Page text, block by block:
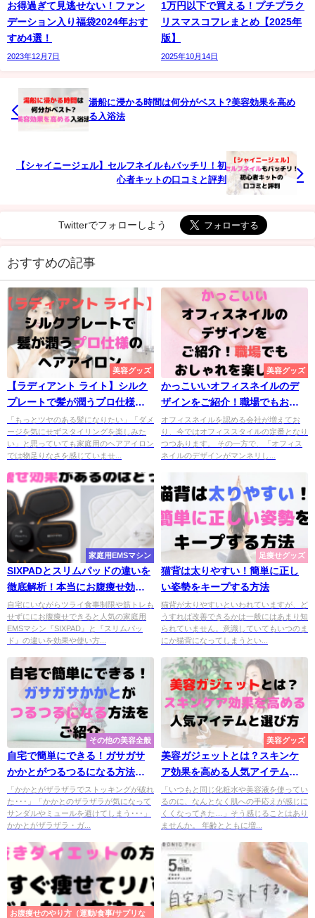
お得過ぎて見逃せない！ファン
デーション入り福袋2024年おす
すめ4選！
2023年12月7日
1万円以下で買える！プチプラク
リスマスコフレまとめ【2025年
版】
2025年10月14日
湯船に浸かる時間は何分がベスト?美容効果を高め
る入浴法
【シャイニージェル】セルフネイルもバッチリ！初
心者キットの口コミと評判
Twitterでフォローしよう
おすすめの記事
美容グッズ
【ラディアント ライト】シルク
プレートで髪が潤うプロ仕様の
ヘアアイロン
「もっとツヤのある髪になりたい」「ダメ
ージを気にせずスタイリングを楽しみた
い」と思っていても家庭用のヘアアイロン
では物足りなさを感じていませ...
美容グッズ
かっこいいオフィスネイルのデ
ザインをご紹介！職場でもおし
ゃれを楽しもう
オフィスネイルを認める会社が増えてお
り、今ではオフィススタイルの定番となり
つつあります。 その一方で、「オフィス
ネイルのデザインがマンネリし...
家庭用EMSマシン
SIXPADとスリムパッドの違いを
徹底解析！本当にお腹痩せ効果
がある家庭用EMSはどっち？
自宅にいながらツライ食事制限や筋トレも
せずににお腹痩せできると人気の家庭用
EMSマシン『SIXPAD』と『スリムパッ
ド』の違いを効果や使い方...
足痩せグッズ
猫背は太りやすい！簡単に正し
い姿勢をキープする方法
猫背が太りやすいといわれていますが、ど
うすれば改善できるかは一般にはあまり知
られていません。意識していてもいつのま
にか猫背になってしまうとい...
その他の美容全般
自宅で簡単にできる！ガサガサ
かかとがつるつるになる方法を
ご紹介
「かかとがザラザラでストッキングが破れ
た･･･」「かかとのザラザラが気になって
サンダルやミュールを避けてしまう･･･」
かかとがザラザラ・ガ...
美容グッズ
美容ガジェットとは？スキンケ
ア効果を高める人気アイテムと
選び方
「いつもと同じ化粧水や美容液を使ってい
るのに、なんとなく肌への手応えが感じに
くくなってきた…」そう感じることはあり
ませんか。 年齢とともに増...
お腹痩せのやり方（運動/食事/サプリな